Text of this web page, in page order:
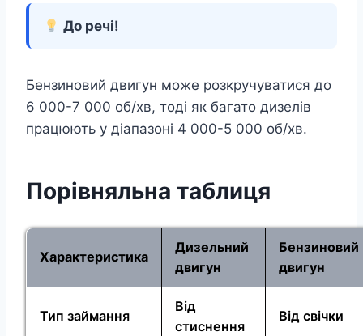
До речі!
Бензиновий двигун може розкручуватися до
6 000-7 000 об/хв, тоді як багато дизелів
працюють у діапазоні 4 000-5 000 об/хв.
Порівняльна таблиця
Характеристика
Дизельний
двигун
Бензиновий
двигун
Тип займання
Від
стиснення
Від свічки